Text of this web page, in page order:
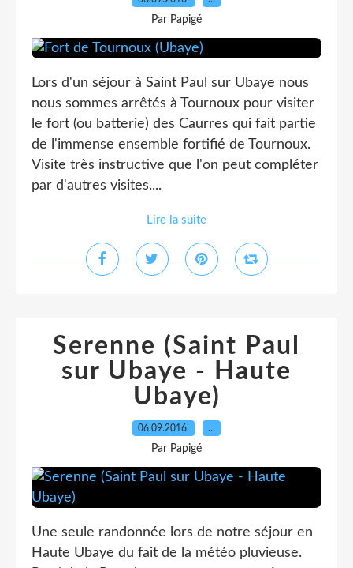
Par Papigé
Lors d'un séjour à Saint Paul sur Ubaye nous
nous sommes arrêtés à Tournoux pour visiter
le fort (ou batterie) des Caurres qui fait partie
de l'immense ensemble fortifié de Tournoux.
Visite très instructive que l'on peut compléter
par d'autres visites....
Lire la suite
Serenne (Saint Paul
sur Ubaye - Haute
Ubaye)
06.09.2016 …
Par Papigé
Une seule randonnée lors de notre séjour en
Haute Ubaye du fait de la météo pluvieuse.